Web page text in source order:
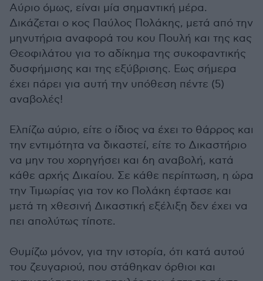
Αύριο όμως, είναι μία σημαντική μέρα.
Δικάζεται ο κος Παύλος Πολάκης, μετά από την
μηνυτήρια αναφορά του κου Πουλή και της κας
Θεοφιλάτου για το αδίκημα της συκοφαντικής
δυσφήμισης και της εξύβρισης. Εως σήμερα
έχει πάρει για αυτή την υπόθεση πέντε (5)
αναβολές!
Ελπίζω αύριο, είτε ο ίδιος να έχει το θάρρος και
την εντιμότητα να δικαστεί, είτε το Δικαστήριο
να μην του χορηγήσει και 6η αναβολή, κατά
κάθε αρχής Δικαίου. Σε κάθε περίπτωση, η ώρα
την Τιμωρίας για τον κο Πολάκη έφτασε και
μετά τη χθεσινή Δικαστική εξέλιξη δεν έχει να
πει απολύτως τίποτε.
Θυμίζω μόνον, για την ιστορία, ότι κατά αυτού
του ζευγαριού, που στάθηκαν όρθιοι και